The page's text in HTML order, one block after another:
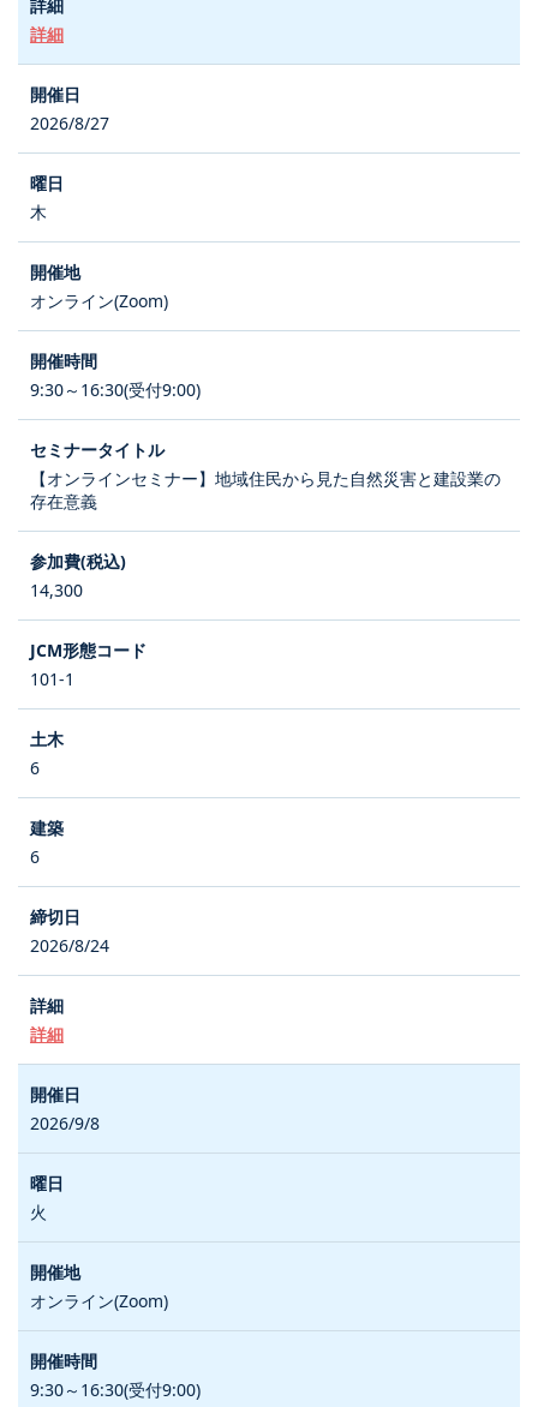
詳細
2026/8/27
木
オンライン(Zoom)
9:30～16:30(受付9:00)
【オンラインセミナー】地域住民から見た自然災害と建設業の
存在意義
14,300
101-1
6
6
2026/8/24
詳細
2026/9/8
火
オンライン(Zoom)
9:30～16:30(受付9:00)